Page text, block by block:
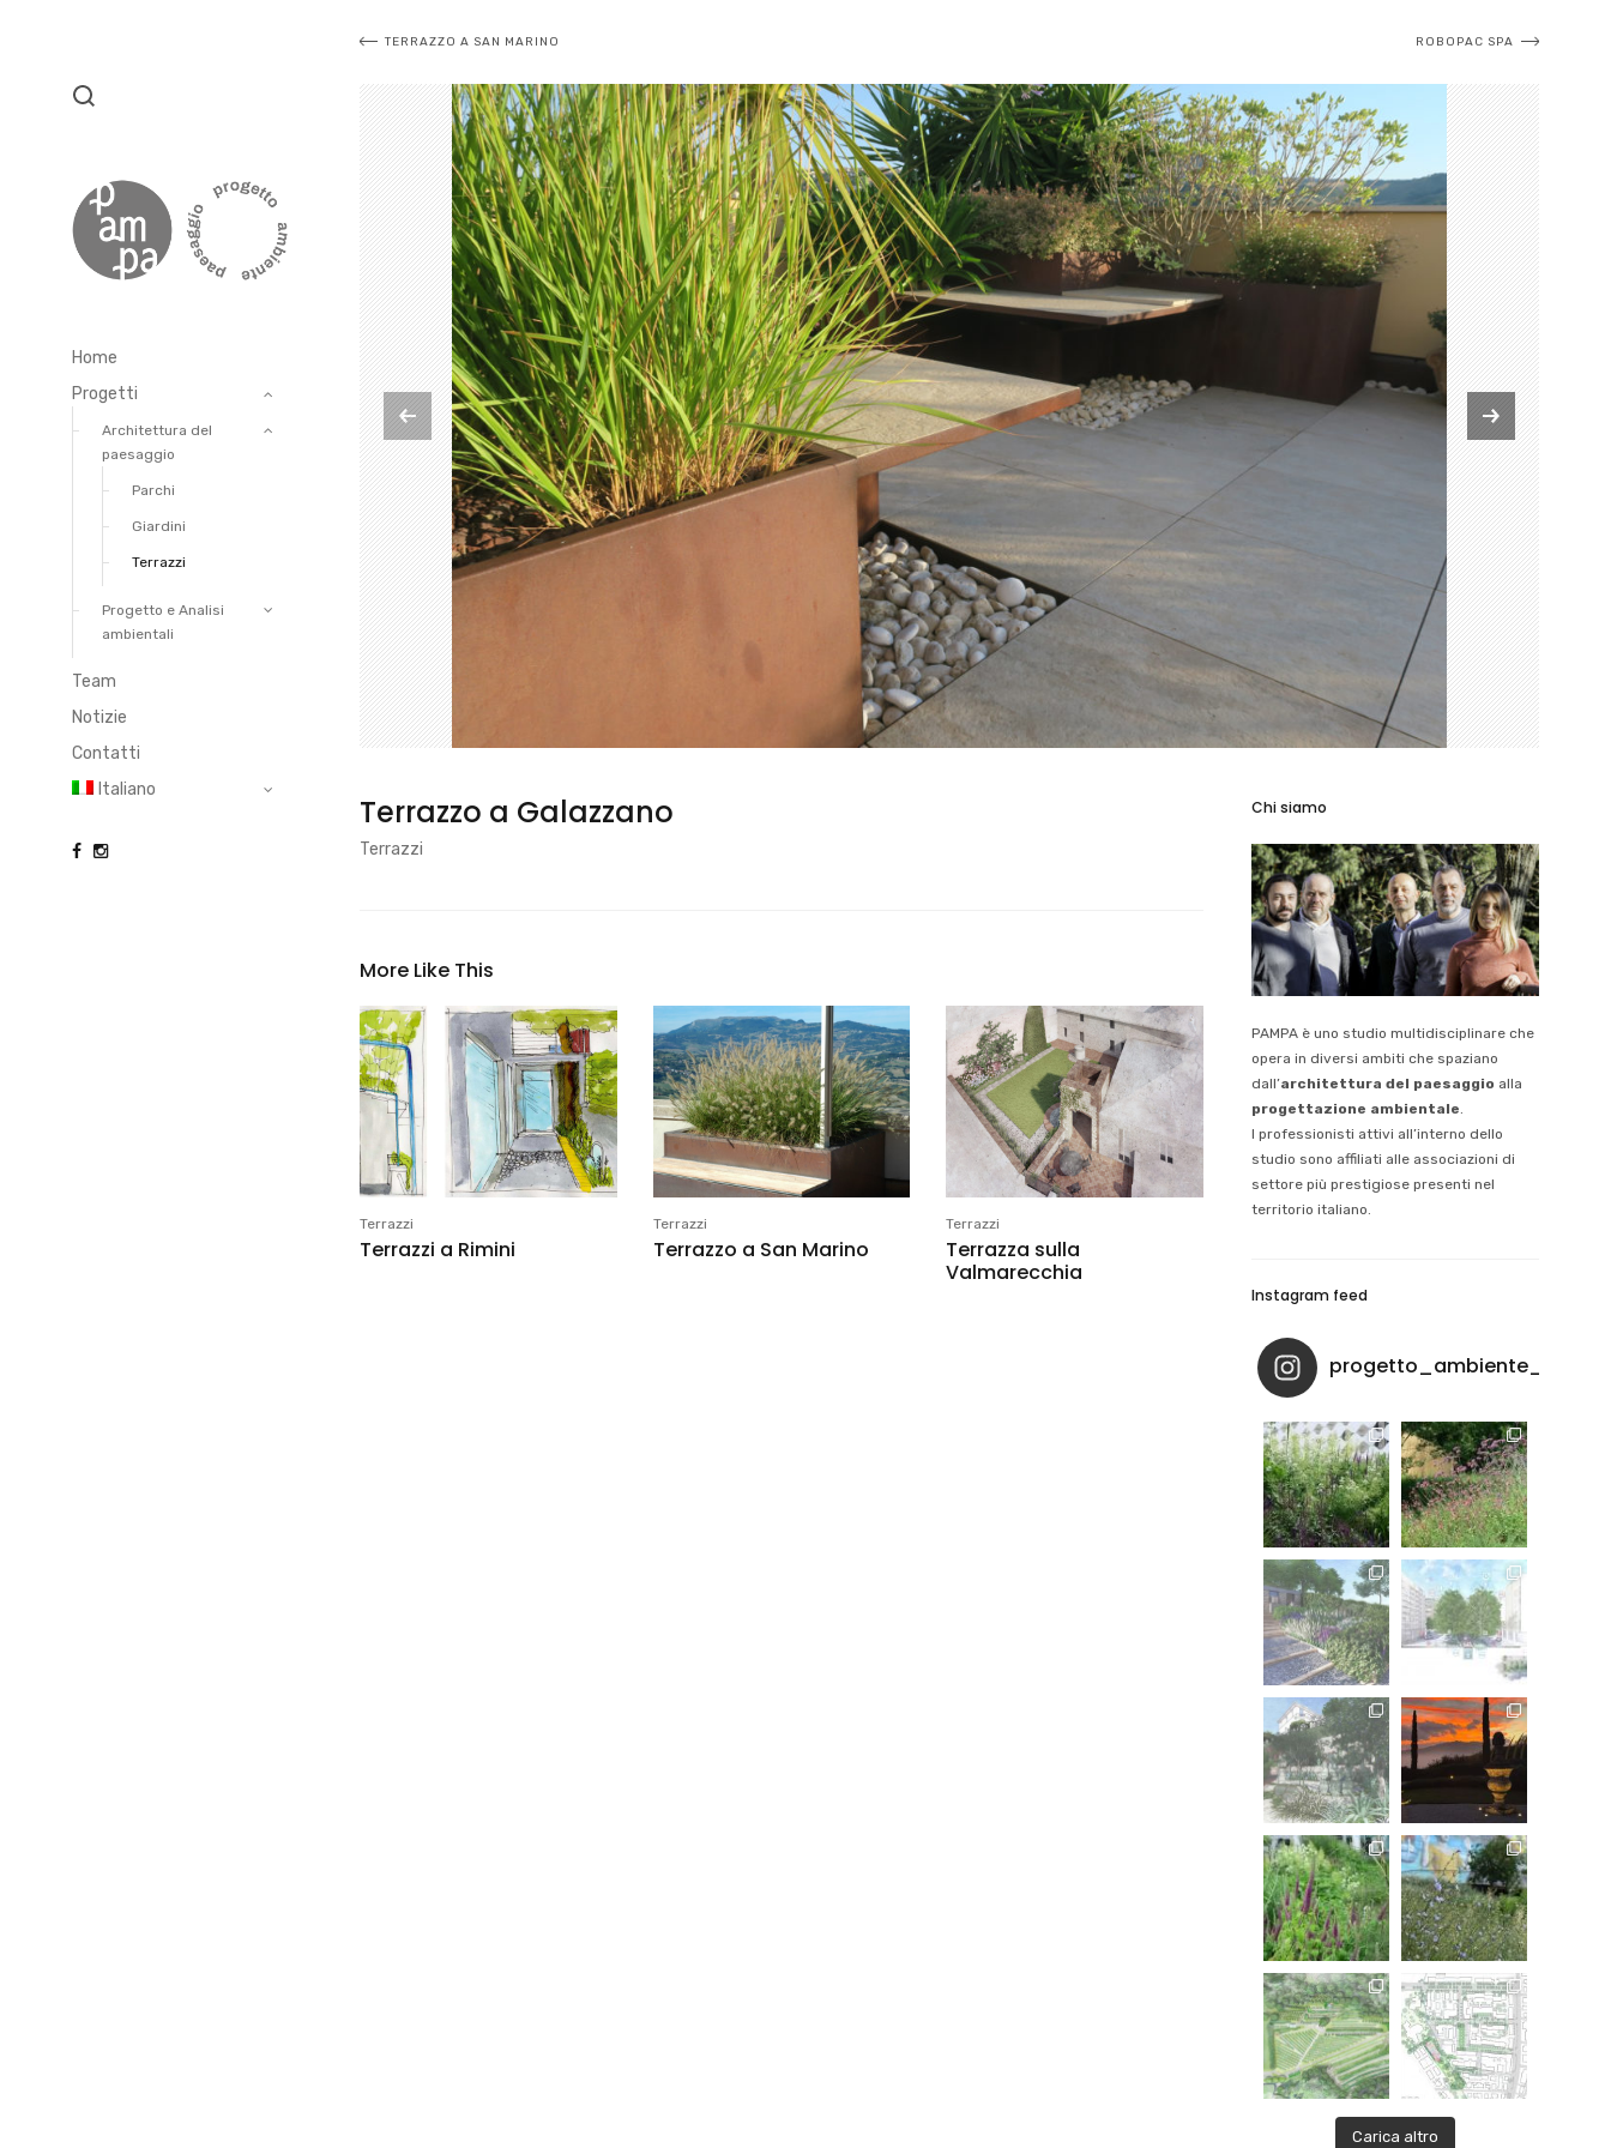
Home
Progetti
Architettura del
paesaggio
Parchi
Giardini
Terrazzi
Progetto e Analisi
ambientali
Team
Notizie
Contatti
Italiano
Terrazzo a Galazzano
Terrazzi
More Like This
Terrazzi
Terrazzi a Rimini
Terrazzi
Terrazzo a San Marino
Terrazzi
Terrazza sulla
Valmarecchia
Chi siamo
PAMPA è uno studio multidisciplinare che
opera in diversi ambiti che spaziano
dall’architettura del paesaggio alla
progettazione ambientale
I professionisti attivi all’interno dello
studio sono affiliati alle associazioni di
settore più prestigiose presenti nel
territorio italiano.
Instagram feed
Carica altro
Navigazione
articoli
TERRAZZO A SAN MARINO ROBOPAC SPA